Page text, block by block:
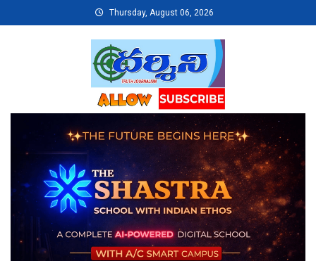
to
Thursday, August 06, 2026